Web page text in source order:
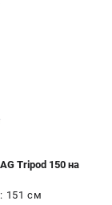
Tripod 150 на
151 см